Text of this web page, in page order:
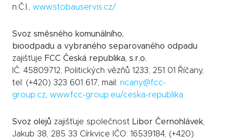
n.Č.l., www.stobauservis.cz/
Svoz směsného komunálního,
bioodpadu a vybraného separovaného odpadu
zajišťuje FCC Česká republika, s.r.o.
IČ: 45809712, Politických vězňů 1233, 251 01 Říčany,
tel: (+420) 323 601 617, mail: ricany@fcc-
group.cz www.fcc-group.eu/ceska-republika
Svoz olejů zajišťuje společnost Libor Černohlávek
Jakub 38, 285 33 Církvice IČO: 16539184, (+420)